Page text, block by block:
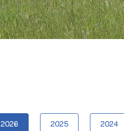
2026 2025 2024